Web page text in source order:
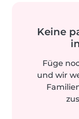
Keine
Füge
und wir